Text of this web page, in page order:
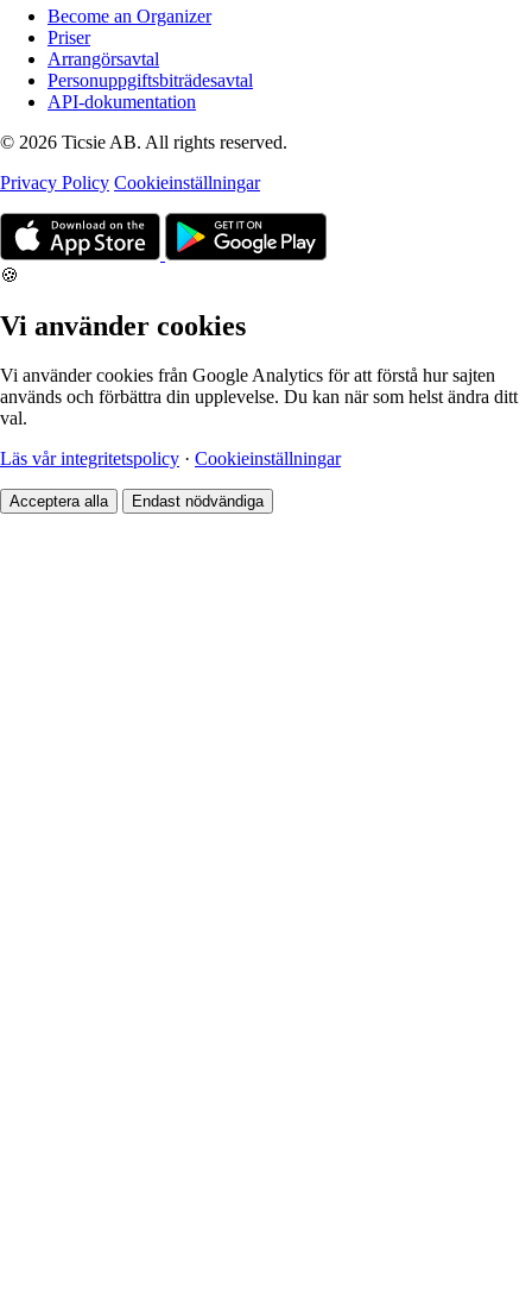
Become an Organizer
Priser
Arrangörsavtal
Personuppgiftsbiträdesavtal
API-dokumentation
© 2026 Ticsie AB. All rights reserved.
Privacy Policy Cookieinställningar
🍪
Vi använder cookies
Vi använder cookies från Google Analytics för att förstå hur sajten
används och förbättra din upplevelse. Du kan när som helst ändra ditt
val.
Läs vår integritetspolicy · Cookieinställningar
Acceptera alla Endast nödvändiga